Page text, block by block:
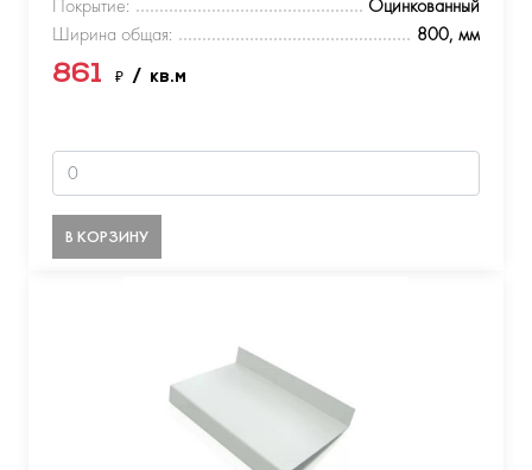
Ширина общая:
800, мм
861 ₽ / кв.м
В КОРЗИНУ